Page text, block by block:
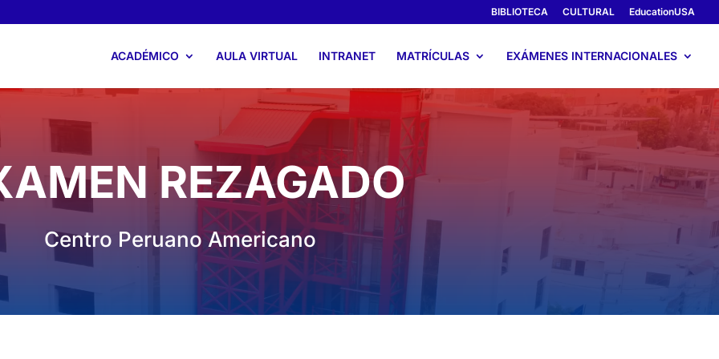
BIBLIOTECA CULTURAL EducationUSA
ACADÉMICO AULA VIRTUAL INTRANET MATRÍCULAS EXÁMENES INTERNACIONALES
REZAGADO
Centro Peruano Americano